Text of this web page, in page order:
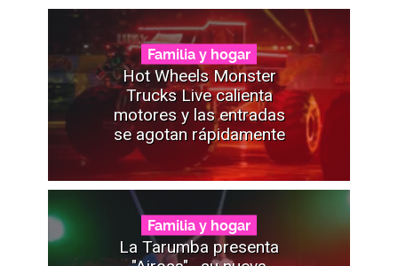
Familia y hogar
Hot Wheels Monster
Trucks Live calienta
motores y las entradas
se agotan rápidamente
Familia y hogar
La Tarumba presenta